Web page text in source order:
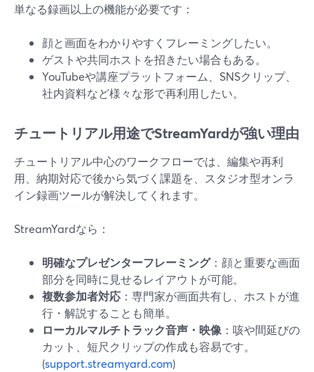
単なる録画以上の機能が必要です：
顔と画面をわかりやすくフレーミングしたい。
ゲストや共同ホストを招きたい場合もある。
YouTubeや講座プラットフォーム、SNSクリップ、
社内資料など様々な形で再利用したい。
チュートリアル用途でStreamYardが強い理由
チュートリアル中心のワークフローでは、編集や再利
用、納期対応で後から気づく課題を、スタジオ型オンラ
イン録画ツールが解決してくれます。
StreamYardなら：
明確なプレゼンターフレーミング：顔と重要な画面
部分を同時に見せるレイアウトが可能。
複数参加者対応 ：専門家が画面共有し、ホストが進
行・解説することも簡単。
ローカルマルチトラック音声・映像 ：咳や間延びの
カット、短尺クリップの作成も容易です。
(support.streamyard.com)